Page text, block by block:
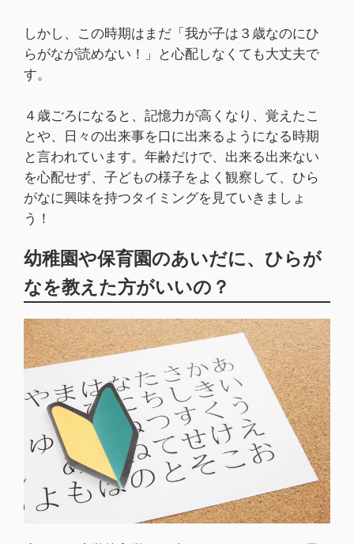
しかし、この時期はまだ「我が子は３歳なのにひ
らがなが読めない！」と心配しなくても大丈夫で
す。
４歳ごろになると、記憶力が高くなり、覚えたこ
とや、日々の出来事を口に出来るようになる時期
と言われています。年齢だけで、出来る出来ない
を心配せず、子どもの様子をよく観察して、ひら
がなに興味を持つタイミングを見ていきましょ
う！
幼稚園や保育園のあいだに、ひらが
なを教えた方がいいの？